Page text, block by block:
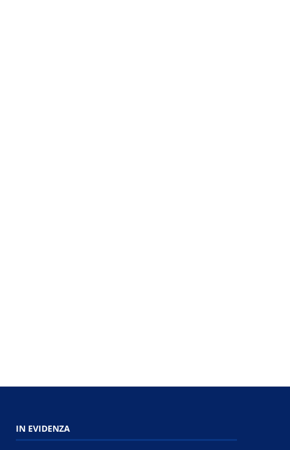
IN EVIDENZA